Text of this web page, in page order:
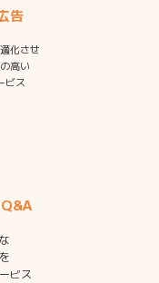
告
化させ
高い
ビス
ビス